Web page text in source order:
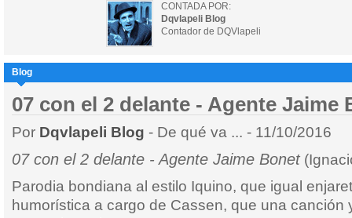
CONTADA POR:
Dqvlapeli Blog
Contador de DQVlapeli
Blog
07 con el 2 delante - Agente Jaime
Por Dqvlapeli Blog - De qué va ... - 11/10/2016
07 con el 2 delante - Agente Jaime Bonet
Parodia bondiana al estilo Iquino, que igual
humorística a cargo de Cassen, que una canción